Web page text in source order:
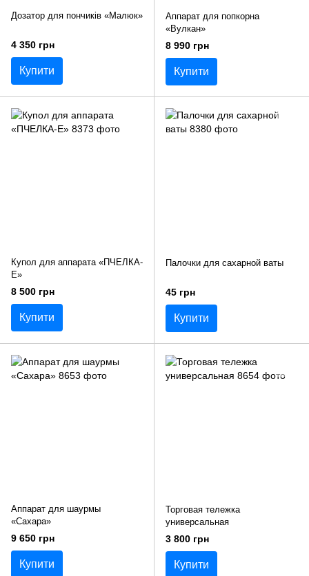
Дозатор для пончиків «Малюк»
4 350 грн
Купити
Аппарат для попкорна
«Вулкан»
8 990 грн
Купити
Купол для аппарата «ПЧЕЛКА-
Е»
8 500 грн
Купити
Палочки для сахарной ваты
45 грн
Купити
Аппарат для шаурмы
«Сахара»
9 650 грн
Купити
Торговая тележка
универсальная
3 800 грн
Купити